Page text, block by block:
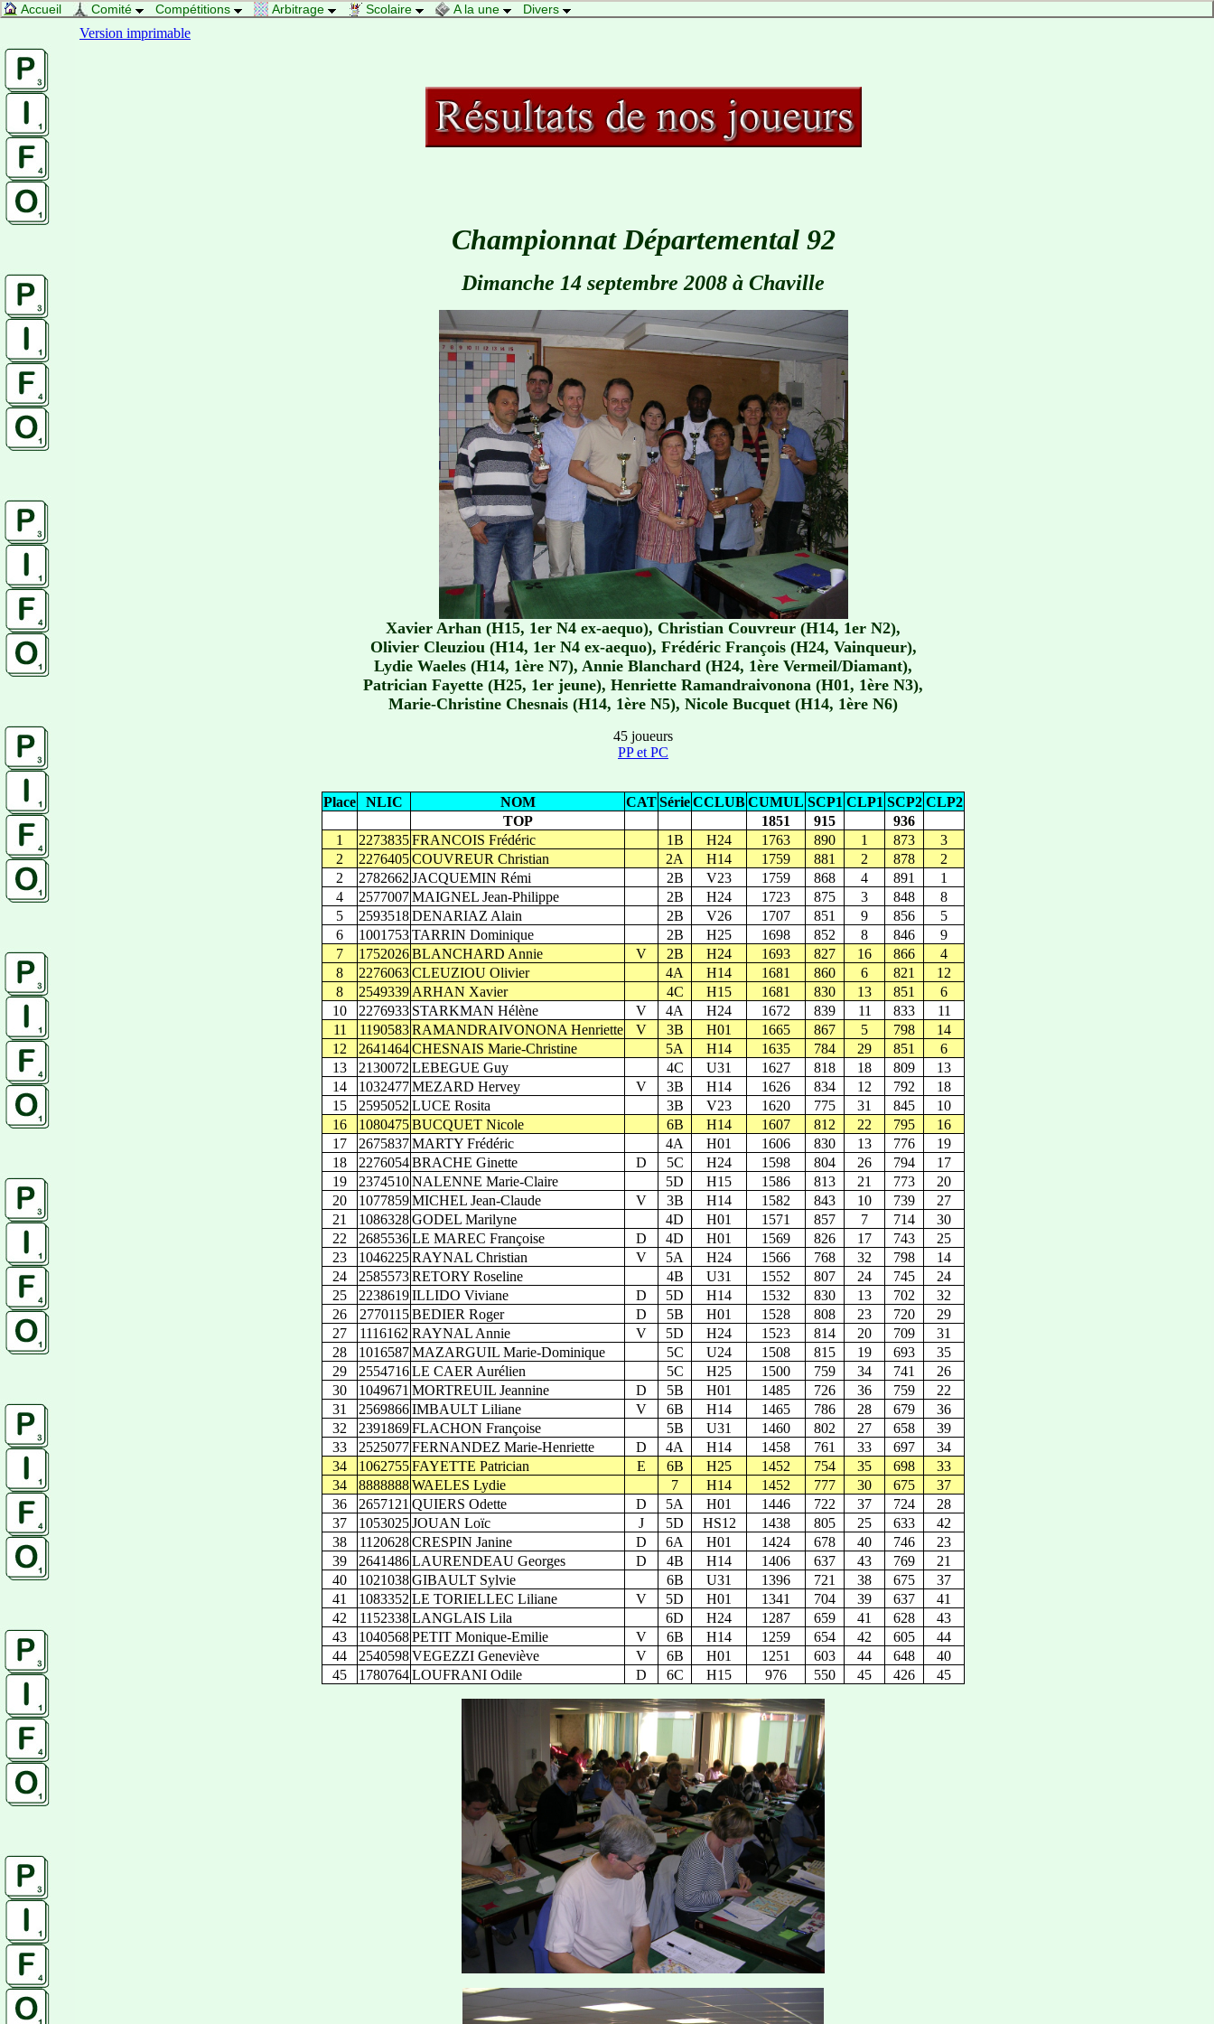
Accueil Comité Compétitions Arbitrage Scolaire A la une Divers
Version imprimable
Championnat Départemental 92
Dimanche 14 septembre 2008 à Chaville
Xavier Arhan (H15, 1er N4 ex-aequo), Christian Couvreur (H14, 1er N2),
Olivier Cleuziou (H14, 1er N4 ex-aequo), Frédéric François (H24, Vainqueur),
Lydie Waeles (H14, 1ère N7), Annie Blanchard (H24, 1ère Vermeil/Diamant),
Patrician Fayette (H25, 1er jeune), Henriette Ramandraivonona (H01, 1ère N3),
Marie-Christine Chesnais (H14, 1ère N5), Nicole Bucquet (H14, 1ère N6)
45 joueurs
PP et PC
Place NLIC NOM CATSérieCCLUBCUMUL SCP1 CLP1 SCP2 CLP2
TOP
1851 915
936
1
2273835FRANCOIS Frédéric 1B H24 1763 890 1 873
3
2
2276405COUVREUR Christian 2A H14 1759 881 2 878
2
2
2782662 JACQUEMIN Rémi 2B V23 1759 868 4 891
1
4
2577007MAIGNEL Jean-Philippe 2B H24 1723 875 3 848
8
5
2593518DENARIAZ Alain 2B V26 1707 851 9 856
5
6
1001753TARRIN Dominique 2B H25 1698 852 8 846
9
7
1752026BLANCHARD Annie V 2B H24 1693 827 16 866
4
8
2276063CLEUZIOU Olivier 4A H14 1681 860 6 821
12
8
2549339 ARHAN Xavier 4C H15 1681 830 13 851
6
10
2276933 STARKMAN Hélène V 4A H24 1672 839 11 833
11
11
1190583 RAMANDRAIVONONA Henriette V 3B H01 1665 867 5 798
14
12
2641464CHESNAIS Marie-Christine 5A H14 1635 784 29 851
6
13
2130072 LEBEGUE Guy 4C U31 1627 818 18 809
13
14
1032477MEZARD Hervey V 3B H14 1626 834 12 792
18
15
2595052 LUCE Rosita 3B V23 1620 775 31 845
10
16
1080475BUCQUET Nicole 6B H14 1607 812 22 795
16
17
2675837MARTY Frédéric 4A H01 1606 830 13 776
19
18
2276054BRACHE Ginette D 5C H24 1598 804 26 794
17
19
2374510NALENNE Marie-Claire 5D H15 1586 813 21 773
20
20
1077859MICHEL Jean-Claude V 3B H14 1582 843 10 739
27
21
1086328GODEL Marilyne 4D H01 1571 857 7 714
30
22
2685536LE MAREC Françoise D 4D H01 1569 826 17 743
25
23
1046225RAYNAL Christian V 5A H24 1566 768 32 798
14
24
2585573RETORY Roseline 4B U31 1552 807 24 745
24
25
2238619ILLIDO Viviane D 5D H14 1532 830 13 702
32
26
2770115 BEDIER Roger D 5B H01 1528 808 23 720
29
27
1116162 RAYNAL Annie V 5D H24 1523 814 20 709
31
28
1016587MAZARGUIL Marie-Dominique 5C U24 1508 815 19 693
35
29
2554716LE CAER Aurélien 5C H25 1500 759 34 741
26
30
1049671 MORTREUIL Jeannine D 5B H01 1485 726 36 759
22
31
2569866IMBAULT Liliane V 6B H14 1465 786 28 679
36
32
2391869FLACHON Françoise 5B U31 1460 802 27 658
39
33
2525077FERNANDEZ Marie-Henriette D 4A H14 1458 761 33 697
34
34
1062755FAYETTE Patrician E 6B H25 1452 754 35 698
33
34
8888888WAELES Lydie 7 H14 1452 777 30 675
37
36
2657121 QUIERS Odette D 5A H01 1446 722 37 724
28
37
1053025JOUAN Loïc J 5D HS12 1438 805 25 633
42
38
1120628 CRESPIN Janine D 6A H01 1424 678 40 746
23
39
2641486LAURENDEAU Georges D 4B H14 1406 637 43 769
21
40
1021038GIBAULT Sylvie 6B U31 1396 721 38 675
37
41
1083352 LE TORIELLEC Liliane V 5D H01 1341 704 39 637
41
42
1152338 LANGLAIS Lila 6D H24 1287 659 41 628
43
43
1040568PETIT Monique-Emilie V 6B H14 1259 654 42 605
44
44
2540598VEGEZZI Geneviève V 6B H01 1251 603 44 648
40
45
1780764LOUFRANI Odile D 6C H15 976 550 45 426 45